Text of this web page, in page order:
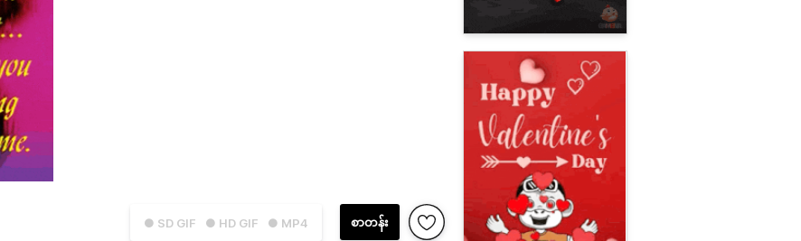
● SD GIF ● HD GIF ● MP4 စာတန်း